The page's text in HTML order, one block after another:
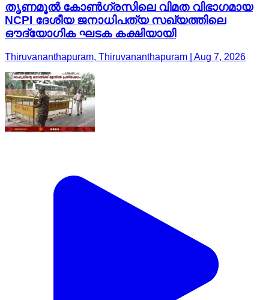
തൃണമൂൽ കോൺഗ്രസിലെ വിമത വിഭാഗമായ
NCPI ദേശീയ ജനാധിപത്യ സഖ്യത്തിലെ
ഔദ്യോഗിക ഘടക കക്ഷിയായി
Thiruvananthapuram, Thiruvananthapuram | Aug 7, 2026